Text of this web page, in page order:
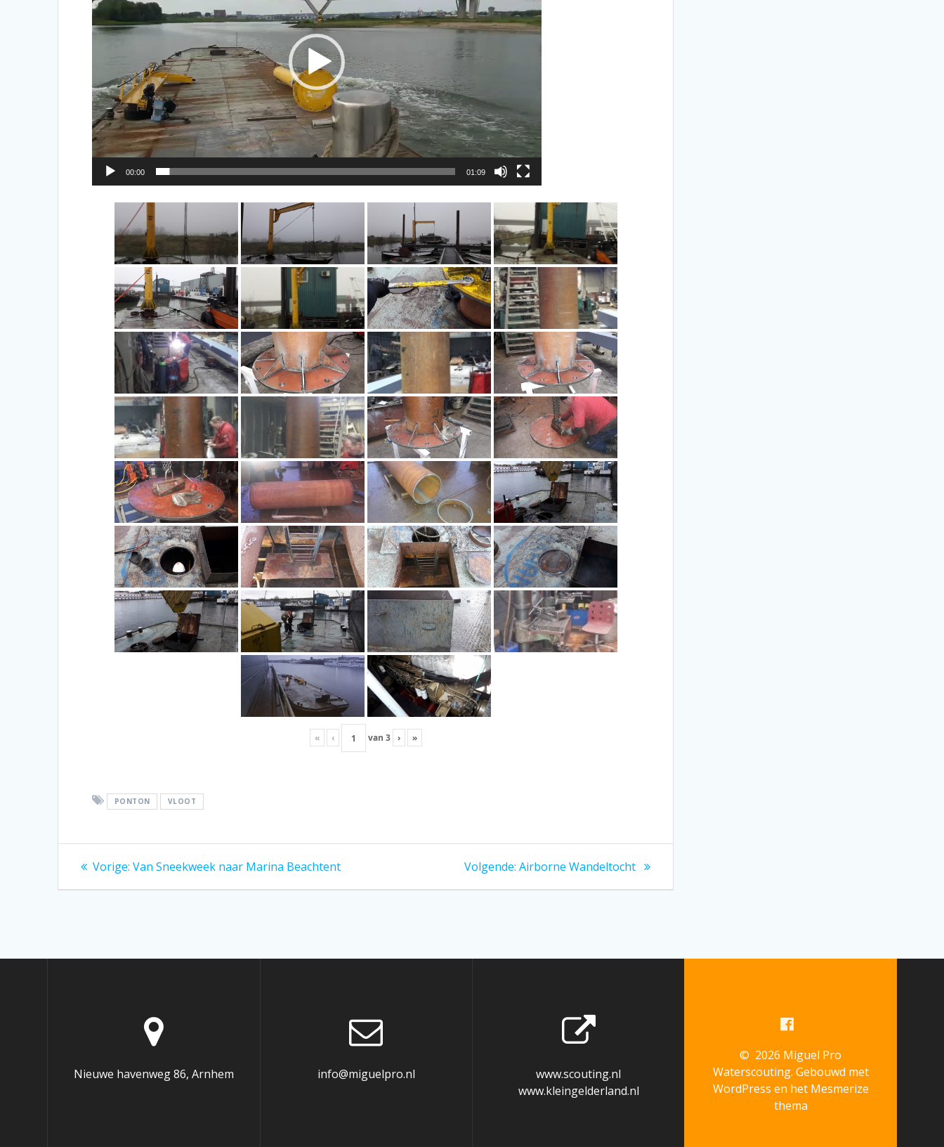
00:00 01:09
« ‹ van 3 › »
PONTON VLOOT
Bericht
navigatie
Vorige: Vorig
Van Sneekweek naar Marina Beachtent Volgende: Volgend
Airborne Wandeltocht
Nieuwe havenweg 86, Arnhem info@miguelpro.nl
www.scouting.nl
www.kleingelderland.nl
© 2026 Miguel Pro
Waterscouting. Gebouwd met
WordPress en het Mesmerize
thema